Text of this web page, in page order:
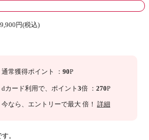
9,900円(税込)
通常獲得ポイント ： 90P
dカード利用で、 ポイント 3倍 ： 270P
今なら 、エントリーで最大 倍！ 詳細
。